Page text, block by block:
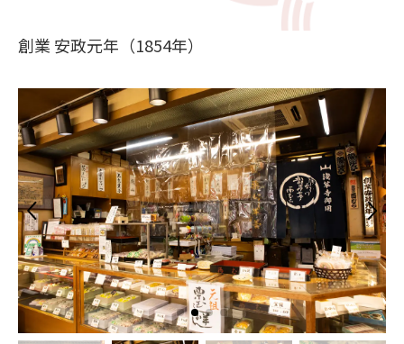
創業 安政元年（1854年）